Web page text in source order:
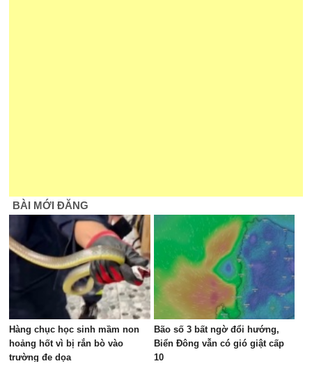
BÀI MỚI ĐĂNG
Hàng chục học sinh mầm non
hoảng hốt vì bị rắn bò vào
trường đe dọa
Bão số 3 bất ngờ đổi hướng,
Biển Đông vẫn có gió giật cấp
10